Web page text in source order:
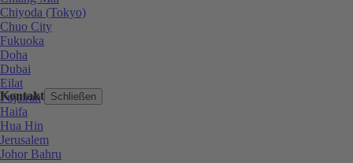
Kontakt Schließen
Chiyoda (Tokyo)
Chuo City
Fukuoka
Doha
Dubai
Eilat
Fujairah
Haifa
Hua Hin
Jerusalem
Johor Bahru